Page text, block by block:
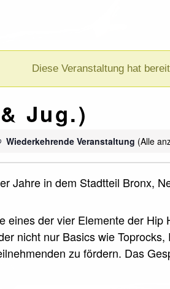
Diese Veranstaltung hat
Jug.)
Wiederkehrende Veranstaltung (Alle
Jahre in dem Stadtteil Bronx,
eines der vier Elemente der
nicht nur Basics wie
zu fördern. Das